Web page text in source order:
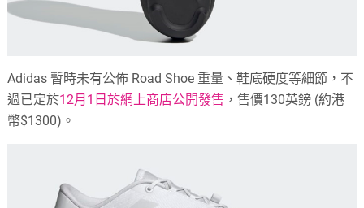
Adidas 暫時未有公佈 Road Shoe 重量、鞋底硬度等細節，不
過已定於12月1日於網上商店公開發售 ，售價130英鎊 (約港
幣$1300)。